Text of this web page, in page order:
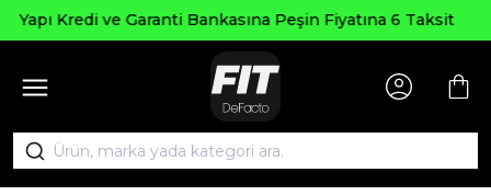
Bankasına Peşin Fiyatına 6 Taksit